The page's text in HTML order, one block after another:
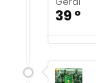
39 º